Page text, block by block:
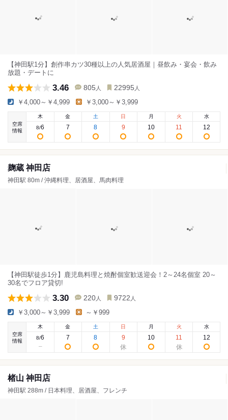
【神田駅1分】創作串カツ30種以上の人気居酒屋｜昼飲み・宴会・飲み
放題・デートに
3.46 805 人 22995 人
￥4,000～￥4,999 ￥3,000～￥3,999
空席
情報
木
8/6
金
7
土
8
日
9
月
10
火
11
水
12
麹蔵 神田店
神田駅 80m / 沖縄料理、居酒屋、馬肉料理
【神田駅徒歩1分】鹿児島料理と焼酎個室歓送迎会！2～24名個室 20～
30名でフロア貸切!
3.30 220 人 9722 人
￥3,000～￥3,999 ～￥999
空席
情報
木
8/6
金
7
土
8
日
9
月
10
火
11
水
12
楮山 神田店
神田駅 288m / 日本料理、居酒屋、フレンチ